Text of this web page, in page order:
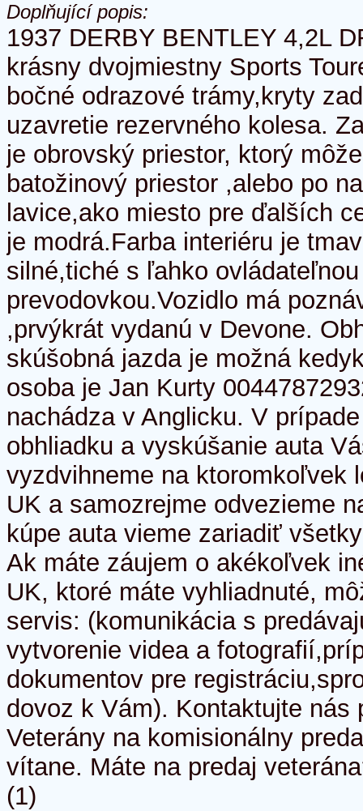
Doplňující popis:
1937 DERBY BENTLEY 4,2L
krásny dvojmiestny Sports
bočné odrazové trámy,kryty
uzavretie rezervného kolesa.
je obrovský priestor, ktorý
batožinový priestor ,alebo po
lavice,ako miesto pre ďalších
je modrá.Farba interiéru je
silné,tiché s ľahko ovládateľnou
prevodovkou.Vozidlo má
,prvýkrát vydanú v Devone.
skúšobná jazda je možná
osoba je Jan Kurty
nachádza v Anglicku. V
obhliadku a vyskúšanie auta
vyzdvihneme na ktoromkoľvek
UK a samozrejme odvezieme
kúpe auta vieme zariadiť
Ak máte záujem o akékoľvek
UK, ktoré máte vyhliadnuté,
servis: (komunikácia s
vytvorenie videa a
dokumentov pre
dovoz k Vám). Kontaktujte nás
Veterány na komisionálny
vítane. Máte na predaj
(1)